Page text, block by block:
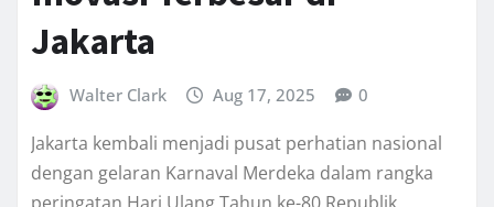
Jakarta
Walter Clark Aug 17, 2025 0
Jakarta kembali menjadi pusat perhatian nasional
dengan gelaran Karnaval Merdeka dalam rangka
peringatan Hari Ulang Tahun ke-80 Republik